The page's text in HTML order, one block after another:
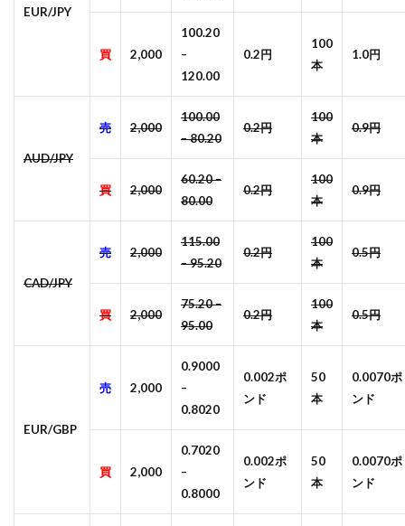
EUR/JPY
買 2,000
100.20
–
120.00
0.2円
100
本
1.0円
AUD/JPY
売 2,000
100.00
– 80.20
0.2円
100
本
0.9円
買 2,000
60.20 –
80.00
0.2円
100
本
0.9円
CAD/JPY
売 2,000
115.00
– 95.20
0.2円
100
本
0.5円
買 2,000
75.20 –
95.00
0.2円
100
本
0.5円
EUR/GBP
売 2,000
0.9000
–
0.8020
0.002ポ
ンド
50
本
0.0070ポ
ンド
買 2,000
0.7020
–
0.8000
0.002ポ
ンド
50
本
0.0070ポ
ンド